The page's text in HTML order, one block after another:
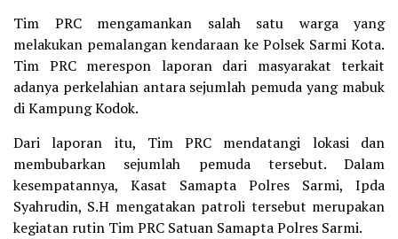
Tim PRC mengamankan salah satu warga yang
melakukan pemalangan kendaraan ke Polsek Sarmi Kota.
Tim PRC merespon laporan dari masyarakat terkait
adanya perkelahian antara sejumlah pemuda yang mabuk
di Kampung Kodok.
Dari laporan itu, Tim PRC mendatangi lokasi dan
membubarkan sejumlah pemuda tersebut. Dalam
kesempatannya, Kasat Samapta Polres Sarmi, Ipda
Syahrudin, S.H mengatakan patroli tersebut merupakan
kegiatan rutin Tim PRC Satuan Samapta Polres Sarmi.